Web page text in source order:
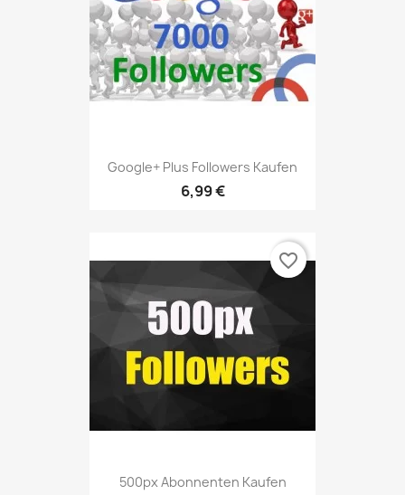
Google+ Plus Followers Kaufen
6,99 €
500px Abonnenten Kaufen
favorite_border